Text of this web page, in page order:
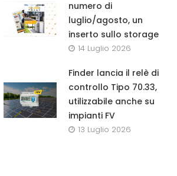
numero di
luglio/agosto, un
inserto sullo storage
14 Luglio 2026
Finder lancia il relè di
controllo Tipo 70.33,
utilizzabile anche su
impianti FV
13 Luglio 2026